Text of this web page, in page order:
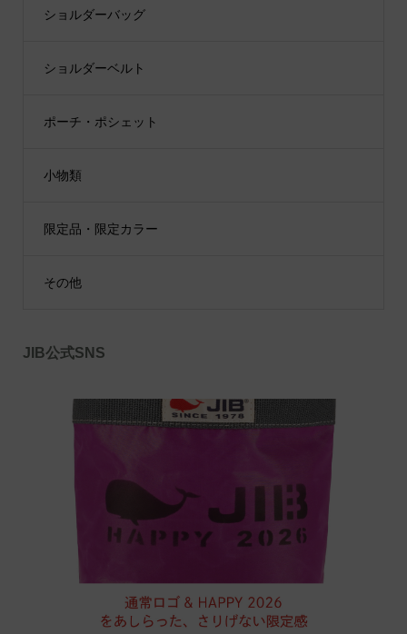
ショルダーバッグ
ショルダーベルト
ポーチ・ポシェット
小物類
限定品・限定カラー
その他
JIB公式SNS